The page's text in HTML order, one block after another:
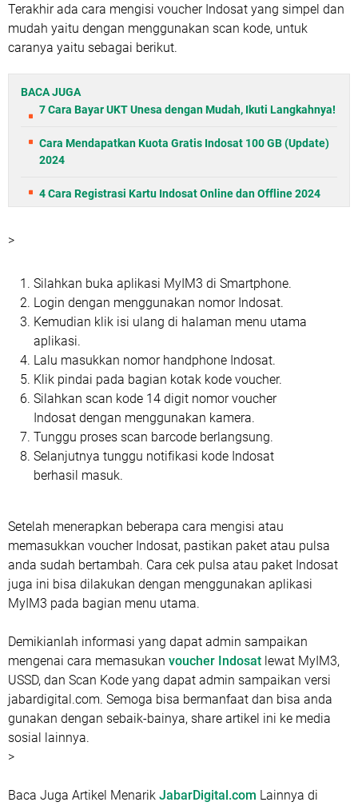
Terakhir ada cara mengisi voucher Indosat yang simpel dan
mudah yaitu dengan menggunakan scan kode, untuk
caranya yaitu sebagai berikut.
BACA JUGA
7 Cara Bayar UKT Unesa dengan Mudah, Ikuti Langkahnya!
Cara Mendapatkan Kuota Gratis Indosat 100 GB (Update)
2024
4 Cara Registrasi Kartu Indosat Online dan Offline 2024
>
Silahkan buka aplikasi MyIM3 di Smartphone.
Login dengan menggunakan nomor Indosat.
Kemudian klik isi ulang di halaman menu utama
aplikasi.
Lalu masukkan nomor handphone Indosat.
Klik pindai pada bagian kotak kode voucher.
Silahkan scan kode 14 digit nomor voucher
Indosat dengan menggunakan kamera.
Tunggu proses scan barcode berlangsung.
Selanjutnya tunggu notifikasi kode Indosat
berhasil masuk.
Setelah menerapkan beberapa cara mengisi atau
memasukkan voucher Indosat, pastikan paket atau pulsa
anda sudah bertambah. Cara cek pulsa atau paket Indosat
juga ini bisa dilakukan dengan menggunakan aplikasi
MyIM3 pada bagian menu utama.
Demikianlah informasi yang dapat admin sampaikan
mengenai cara memasukan voucher Indosat lewat MyIM3,
USSD, dan Scan Kode yang dapat admin sampaikan versi
jabardigital.com. Semoga bisa bermanfaat dan bisa anda
gunakan dengan sebaik-bainya, share artikel ini ke media
sosial lainnya.
>
Baca Juga Artikel Menarik JabarDigital.com Lainnya di